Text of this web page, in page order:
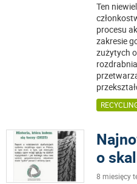
Ten
procesu
zakresie
zużytych
o
8 miesięcy